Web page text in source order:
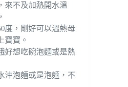
來不及加熱開水溫
度，剛好可以溫熱母
寶寶。
好想吃碗泡麵或是熱
沖泡麵或是泡麵，不